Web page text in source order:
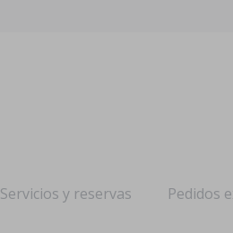
Servicios y reservas Pedidos